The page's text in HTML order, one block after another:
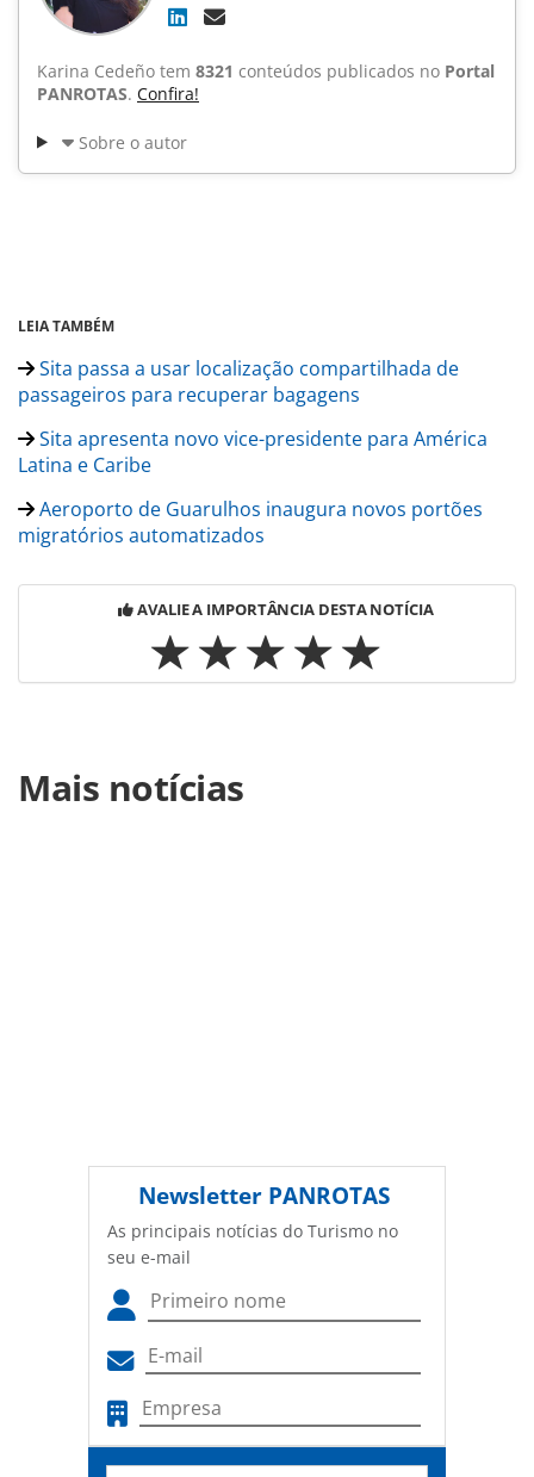
Karina Cedeño tem 8321 conteúdos publicados no Portal
PANROTAS. Confira!
Sobre o autor
LEIA TAMBÉM
Sita passa a usar localização compartilhada de
passageiros para recuperar bagagens
Sita apresenta novo vice-presidente para América
Latina e Caribe
Aeroporto de Guarulhos inaugura novos portões
migratórios automatizados
AVALIE A IMPORTÂNCIA DESTA NOTÍCIA
https://www.panrotas.com.br/aviacao/aeroportos/2026/
lanca-solucao-que-permite-operacao-de-aeroportos-em-
Mais notícias
NewsletterPANROTAS
As principais notícias do Turismo no
seu e-mail